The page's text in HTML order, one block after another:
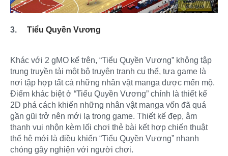
3. Tiểu Quyền Vương
Khác với 2 gMO kể trên, “Tiểu Quyền Vương” không tập
trung truyền tải một bộ truyện tranh cụ thể, tựa game là
nơi tập hợp tất cả những nhân vật manga được mến mộ.
Điểm khác biệt ở “Tiểu Quyền Vương” chính là thiết kế
2D phá cách khiến những nhân vật manga vốn đã quá
gần gũi trở nên mới lạ trong game. Thiết kế đẹp, âm
thanh vui nhộn kèm lối chơi thẻ bài kết hợp chiến thuật
thế hệ mới là điều khiến “Tiểu Quyền Vương” nhanh
chóng gây nghiện với người chơi.